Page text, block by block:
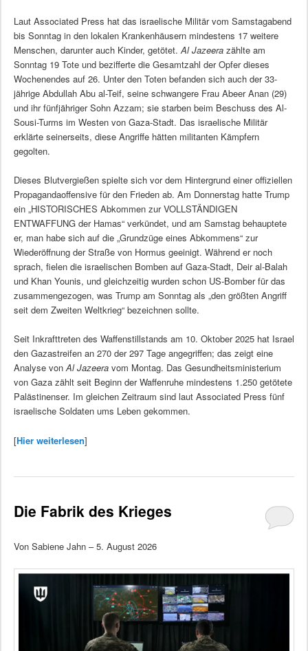
Laut Associated Press hat das israelische Militär vom Samstagabend
bis Sonntag in den lokalen Krankenhäusern mindestens 17 weitere
Menschen, darunter auch Kinder, getötet.Al Jazeerazählte am
Sonntag 19 Tote und bezifferte die Gesamtzahl der Opfer dieses
Wochenendes auf 26. Unter den Toten befanden sich auch der 33-
jährige Abdullah Abu al-Teif, seine schwangere Frau Abeer Anan (29)
und ihr fünfjähriger Sohn Azzam; sie starben beim Beschuss des Al-
Sousi-Turms im Westen von Gaza-Stadt. Das israelische Militär
erklärte seinerseits, diese Angriffe hätten militanten Kämpfern
gegolten.
Dieses Blutvergießen spielte sich vor dem Hintergrund einer offiziellen
Propagandaoffensive für den Frieden ab. Am Donnerstag hatte Trump
ein „HISTORISCHES Abkommen zur VOLLSTÄNDIGEN
ENTWAFFUNG der Hamas“ verkündet, und am Samstag behauptete
er, man habe sich auf die „Grundzüge eines Abkommens“ zur
Wiederöffnung der Straße von Hormus geeinigt. Während er noch
sprach, fielen die israelischen Bomben auf Gaza-Stadt, Deir al-Balah
und Khan Younis, und gleichzeitig wurden schon US-Bomber für das
zusammengezogen, was Trump am Sonntag als „den größten Angriff
seit dem Zweiten Weltkrieg“ bezeichnen sollte.
Seit Inkrafttreten des Waffenstillstands am 10. Oktober 2025 hat Israel
den Gazastreifen an 270 der 297 Tage angegriffen; das zeigt eine
Analyse vonAl Jazeeravom Montag. Das Gesundheitsministerium
von Gaza zählt seit Beginn der Waffenruhe mindestens 1.250 getötete
Palästinenser. Im gleichen Zeitraum sind laut Associated Press fünf
israelische Soldaten ums Leben gekommen.
[Hier weiterlesen]
Die Fabrik des Krieges
Von Sabiene Jahn – 5. August 2026